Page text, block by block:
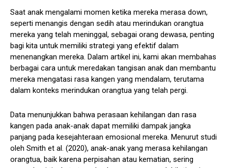
Saat anak mengalami momen ketika mereka merasa down,
seperti menangis dengan sedih atau merindukan orangtua
mereka yang telah meninggal, sebagai orang dewasa, penting
bagi kita untuk memiliki strategi yang efektif dalam
menenangkan mereka. Dalam artikel ini, kami akan membahas
berbagai cara untuk meredakan tangisan anak dan membantu
mereka mengatasi rasa kangen yang mendalam, terutama
dalam konteks merindukan orangtua yang telah pergi.
Data menunjukkan bahwa perasaan kehilangan dan rasa
kangen pada anak-anak dapat memiliki dampak jangka
panjang pada kesejahteraan emosional mereka. Menurut studi
oleh Smith et al. (2020), anak-anak yang merasa kehilangan
orangtua, baik karena perpisahan atau kematian, sering